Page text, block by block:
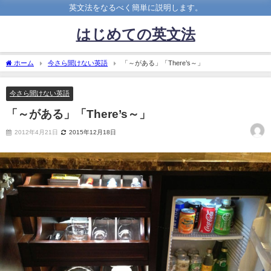
英文法をなるべく簡単に説明します。
はじめての英文法
ホーム 今さら聞けない英語 「～がある」「There’s～」
今さら聞けない英語
「～がある」「There’s～」
2012年4月21日 2015年12月18日